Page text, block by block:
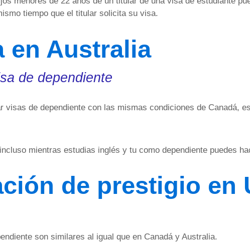
tiempo que el titular solicita su visa.
en Australia
de dependiente
de dependiente con las mismas condiciones de Canadá,
mientras estudias inglés y tu como dependiente puedes
de prestigio en
son similares al igual que en Canadá y Australia.